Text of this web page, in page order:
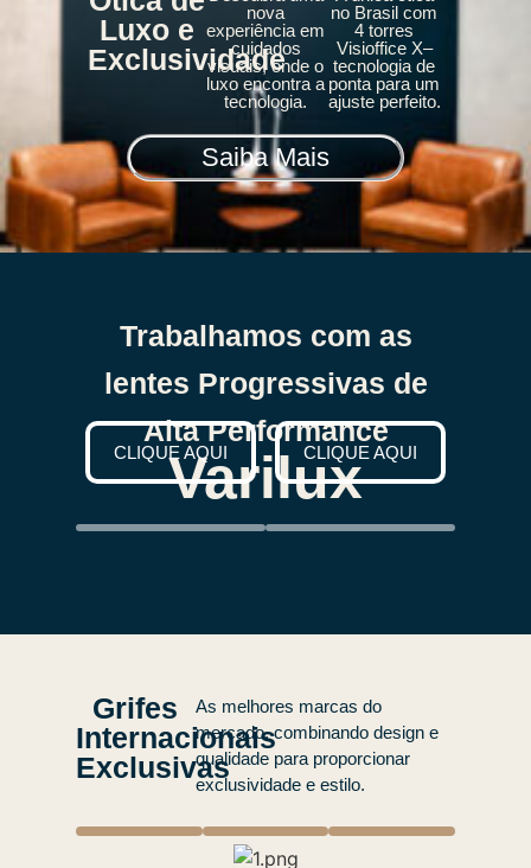
Luxo e
Exclusividade
nova
experiência em
cuidados
visuais, onde o
luxo encontra a
tecnologia.
no Brasil com
4 torres
Visioffice X–
tecnologia de
ponta para um
ajuste perfeito.
Saiba Mais
Trabalhamos com as
lentes Progressivas de
Alta Performance
Varilux
CLIQUE AQUI CLIQUE AQUI
Grifes
Internacionais
Exclusivas
As melhores marcas do
mercado, combinando design e
qualidade para proporcionar
exclusividade e estilo.